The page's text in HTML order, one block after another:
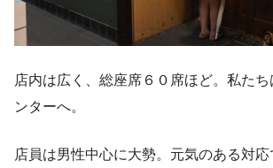
店内は広く、総座席６０席ほど。私た
ンターへ。
店員は男性中心に大勢。元気のある対